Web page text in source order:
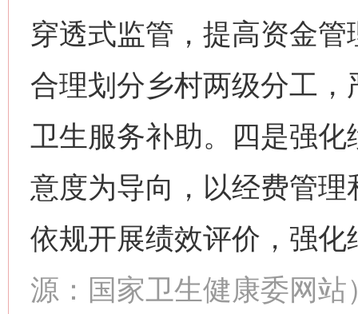
穿透式监管，提高资金
合理划分乡村两级分工
卫生服务补助。四是强
意度为导向，以经费管
依规开展绩效评价，强
源：国家卫生健康委网站